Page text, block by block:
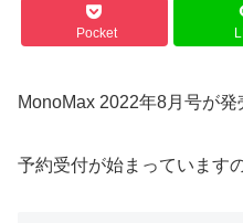
Pocket
MonoMax 2022年8月号が発
予約受付が始まっています